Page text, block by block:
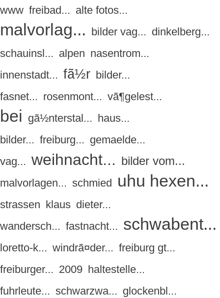
www freibad... alte fotos...
malvorlag... bilder vag... dinkelberg...
schauinsl... alpen nasentrom...
innenstadt... fã½r bilder...
fasnet... rosenmont... vã¶gelest...
bei gã½nterstal... haus...
bilder... freiburg... gemaelde...
vag... weihnacht... bilder vom...
malvorlagen... schmied uhu hexen...
strassen klaus dieter...
wandersch... fastnacht... schwabent...
loretto-k... windrã¤der... freiburg gt...
freiburger... 2009 haltestelle...
fuhrleute... schwarzwa... glockenbl...